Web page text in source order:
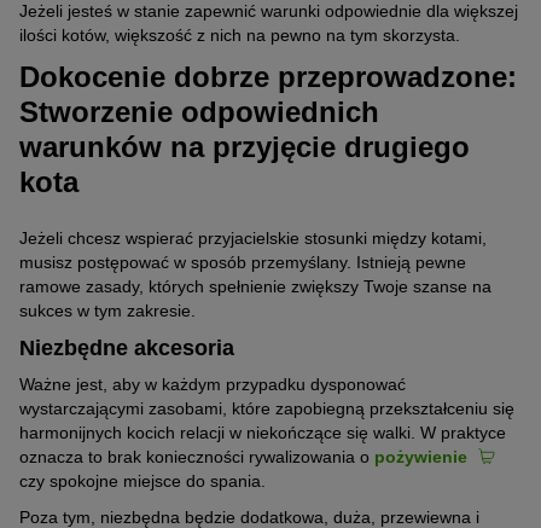
Jeżeli jesteś w stanie zapewnić warunki odpowiednie dla większej
ilości kotów, większość z nich na pewno na tym skorzysta.
Dokocenie dobrze przeprowadzone:
Stworzenie odpowiednich
warunków na przyjęcie drugiego
kota
Jeżeli chcesz wspierać przyjacielskie stosunki między kotami,
musisz postępować w sposób przemyślany. Istnieją pewne
ramowe zasady, których spełnienie zwiększy Twoje szanse na
sukces w tym zakresie.
Niezbędne akcesoria
Ważne jest, aby w każdym przypadku dysponować
wystarczającymi zasobami, które zapobiegną przekształceniu się
harmonijnych kocich relacji w niekończące się walki. W praktyce
oznacza to brak konieczności rywalizowania o pożywienie
czy spokojne miejsce do spania.
Poza tym, niezbędna będzie dodatkowa, duża, przewiewna i